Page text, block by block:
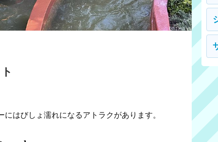
はびしょ濡れになるアトラクがあります。